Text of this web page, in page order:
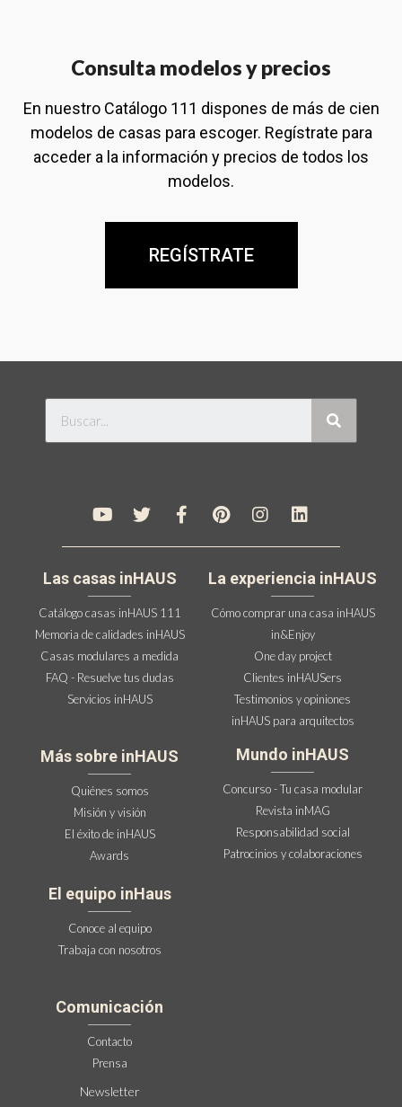
Consulta modelos y precios
En nuestro Catálogo 111 dispones de más de cien
modelos de casas para escoger. Regístrate para
acceder a la información y precios de todos los
modelos.
REGÍSTRATE
Las casas inHAUS
Catálogo casas inHAUS 111
Memoria de calidades inHAUS
Casas modulares a medida
FAQ - Resuelve tus dudas
Servicios inHAUS
Más sobre inHAUS
Quiénes somos
Misión y visión
El éxito de inHAUS
Awards
La experiencia inHAUS
Cómo comprar una casa inHAUS
in&Enjoy
One day project
Clientes inHAUSers
Testimonios y opiniones
inHAUS para arquitectos
Mundo inHAUS
Concurso - Tu casa modular
Revista inMAG
Responsabilidad social
Patrocinios y colaboraciones
El equipo inHaus
Conoce al equipo
Trabaja con nosotros
Comunicación
Contacto
Prensa
Newsletter